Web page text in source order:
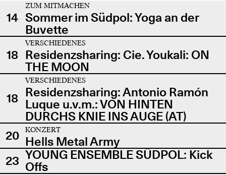
14
ZUM MITMACHEN
Sommer im Südpol: Yoga an der
Buvette
18
VERSCHIEDENES
Residenzsharing: Cie. Youkali: ON
THE MOON
18
VERSCHIEDENES
Residenzsharing: Antonio Ramón
Luque u.v.m.: VON HINTEN
DURCHS KNIE INS AUGE (AT)
20
KONZERT
Hells Metal Army
23 YOUNG ENSEMBLE SÜDPOL: Kick
Offs